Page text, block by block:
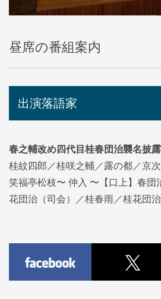
昼席の番組案内
出演落語家
春之輔改め四代目桂春団治襲名披
桂紋四郎／桂咲之輔／露の都／京
笑福亭松枝〜 仲入 〜【口上】春団
花団治（司会）／桂春雨／桂花団